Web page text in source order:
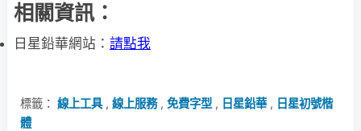
相關資訊：
日星鉛華網站： 請點我
標籤： 線上工具, 線上服務, 免費字型 , 日星鉛華, 日星初號楷
體